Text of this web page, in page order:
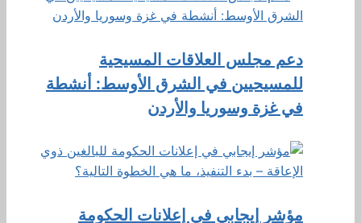
دعم مجلس العلاقات المسيحية
للمسيحيين في الشرق الأوسط: أنشطة
في غزة وسوريا والأردن
مؤشر إيجابي في إعلانات الحكومة